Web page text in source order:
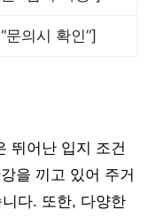
문의시 확인”]
뛰어난 입지 조건
을 끼고 있어 주거
다. 또한, 다양한